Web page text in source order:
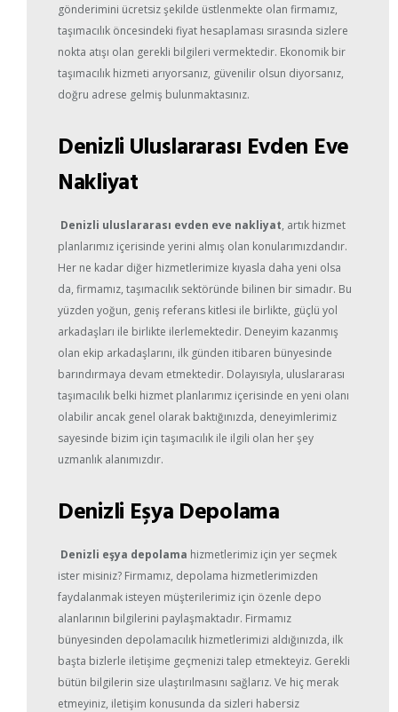
gönderimini ücretsiz şekilde üstlenmekte olan firmamız,
taşımacılık öncesindeki fiyat hesaplaması sırasında sizlere
nokta atışı olan gerekli bilgileri vermektedir. Ekonomik bir
taşımacılık hizmeti arıyorsanız, güvenilir olsun diyorsanız,
doğru adrese gelmiş bulunmaktasınız.
Denizli Uluslararası Evden Eve
Nakliyat
Denizli uluslararası evden eve nakliyat, artık hizmet
planlarımız içerisinde yerini almış olan konularımızdandır.
Her ne kadar diğer hizmetlerimize kıyasla daha yeni olsa
da, firmamız, taşımacılık sektöründe bilinen bir simadır. Bu
yüzden yoğun, geniş referans kitlesi ile birlikte, güçlü yol
arkadaşları ile birlikte ilerlemektedir. Deneyim kazanmış
olan ekip arkadaşlarını, ilk günden itibaren bünyesinde
barındırmaya devam etmektedir. Dolayısıyla, uluslararası
taşımacılık belki hizmet planlarımız içerisinde en yeni olanı
olabilir ancak genel olarak baktığınızda, deneyimlerimiz
sayesinde bizim için taşımacılık ile ilgili olan her şey
uzmanlık alanımızdır.
Denizli Eşya Depolama
Denizli eşya depolama hizmetlerimiz için yer seçmek
ister misiniz? Firmamız, depolama hizmetlerimizden
faydalanmak isteyen müşterilerimiz için özenle depo
alanlarının bilgilerini paylaşmaktadır. Firmamız
bünyesinden depolamacılık hizmetlerimizi aldığınızda, ilk
başta bizlerle iletişime geçmenizi talep etmekteyiz. Gerekli
bütün bilgilerin size ulaştırılmasını sağlarız. Ve hiç merak
etmeyiniz, iletişim konusunda da sizleri habersiz